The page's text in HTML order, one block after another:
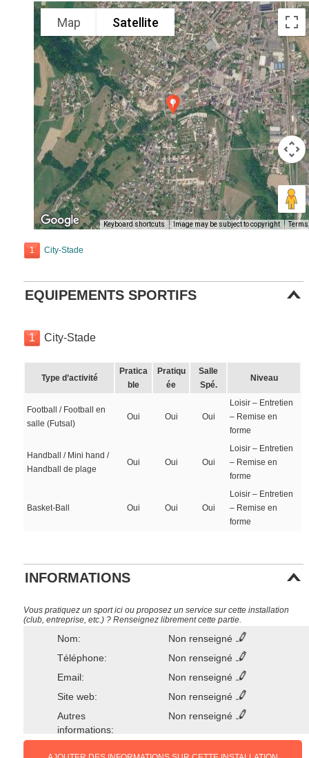
Map Satellite
Keyboard shortcuts Image may be subject to copyright Terms
1 City-Stade
EQUIPEMENTS SPORTIFS
1 City-Stade
Type d’activité
Pratica
ble
Pratiqu
ée
Salle
Spé.
Niveau
Football / Football en
salle (Futsal)
Oui Oui Oui
Loisir – Entretien
– Remise en
forme
Handball / Mini hand /
Handball de plage
Oui Oui Oui
Loisir – Entretien
– Remise en
forme
Basket-Ball Oui Oui Oui
Loisir – Entretien
– Remise en
forme
INFORMATIONS
Vous pratiquez un sport ici ou proposez un service sur cette installation
(club, entreprise, etc.) ? Renseignez librement cette partie.
Nom:
Non renseigné
Téléphone:
Non renseigné
Email:
Non renseigné
Site web:
Non renseigné
Autres
informations:
Non renseigné